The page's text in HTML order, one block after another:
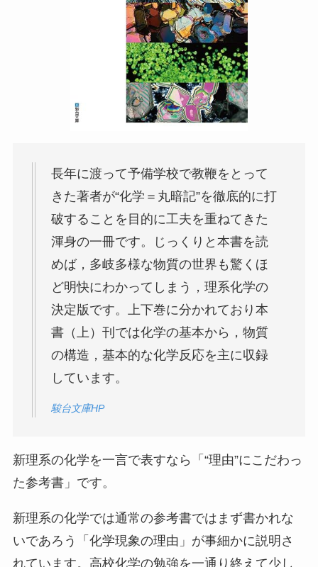
長年に渡って予備学校で教鞭をとって
きた著者が“化学＝丸暗記”を徹底的に打
破することを目的に工夫を重ねてきた
渾身の一冊です。じっくりと本書を読
めば，多岐多様な物質の世界も驚くほ
ど明快にわかってしまう，理系化学の
決定版です。上下巻に分かれており本
書（上）刊では化学の基本から，物質
の構造，基本的な化学反応を主に収録
しています。
駿台文庫HP
新理系の化学を一言で表すなら「“理由”にこだわっ
た参考書」です。
新理系の化学では通常の参考書ではまず書かれな
いであろう「化学現象の理由」が事細かに説明さ
れています。高校化学の勉強を一通り終えて少し